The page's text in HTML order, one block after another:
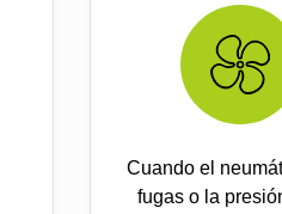
Cuando el
fugas o la